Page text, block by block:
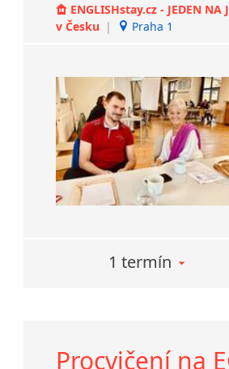
ENGLISHstay.cz - JEDEN
v Česku | Praha 1
1 termín
Procvičení na